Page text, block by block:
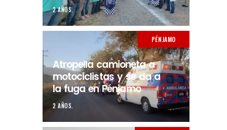
2 AÑOS.
PÉNJAMO
Atropella camioneta a
motociclistas y se da a
la fuga en Pénjamo
2 AÑOS.